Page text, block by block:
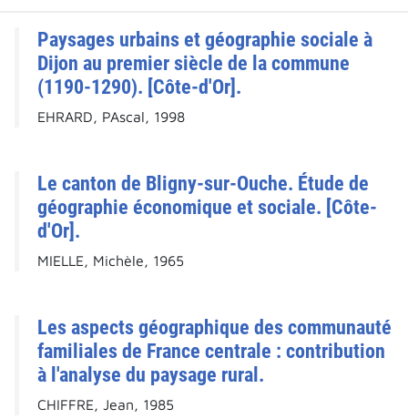
Paysages urbains et géographie sociale à
Dijon au premier siècle de la commune
(1190-1290). [Côte-d'Or].
EHRARD, PAscal, 1998
Le canton de Bligny-sur-Ouche. Étude de
géographie économique et sociale. [Côte-
d'Or].
MIELLE, Michèle, 1965
Les aspects géographique des communauté
familiales de France centrale : contribution
à l'analyse du paysage rural.
CHIFFRE, Jean, 1985